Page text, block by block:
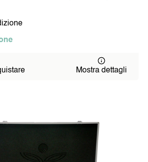
Mostra dettagli